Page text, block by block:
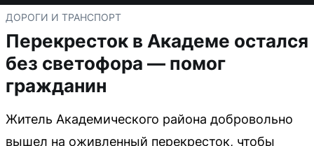
ДОРОГИ И ТРАНСПОРТ
Перекресток в Академе остался
без светофора — помог
гражданин
Житель Академического района добровольно
вышел на оживленный перекресток, чтобы